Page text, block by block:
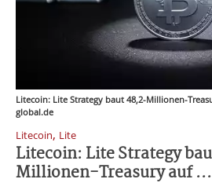
Litecoin: Lite Strategy baut 48,2-Millionen-
global.de
Litecoin, Lite
Litecoin: Lite Strategy
Millionen-Treasury auf ...